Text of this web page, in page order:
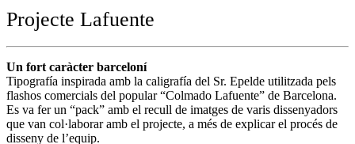
Projecte Lafuente
Un fort caràcter barceloní
Tipografía inspirada amb la caligrafía del Sr. Epelde utilitzada pels
flashos comercials del popular “Colmado Lafuente” de Barcelona.
Es va fer un “pack” amb el recull de imatges de varis dissenyadors
que van col·laborar amb el projecte, a més de explicar el procés de
disseny de l’equip.